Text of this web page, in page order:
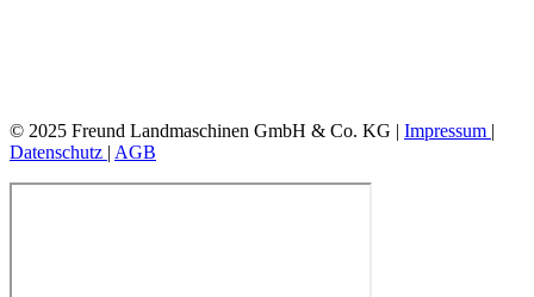
© 2025 Freund Landmaschinen GmbH & Co. KG | Impressum |
Datenschutz | AGB